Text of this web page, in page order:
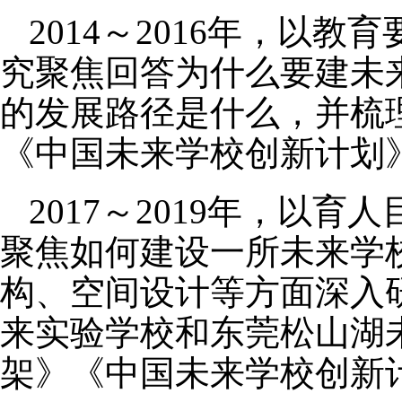
2014～2016年，以教
究聚焦回答为什么要建
的发展路径是什么，并
《中国未来学校创新计
2017～2019年，以育
聚焦如何建设一所未来学
构、空间设计等方面深入
来实验学校和东莞松山湖
架》《中国未来学校创新